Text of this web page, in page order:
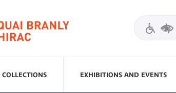
COLLECTIONS EXHIBITIONS AND EVENTS